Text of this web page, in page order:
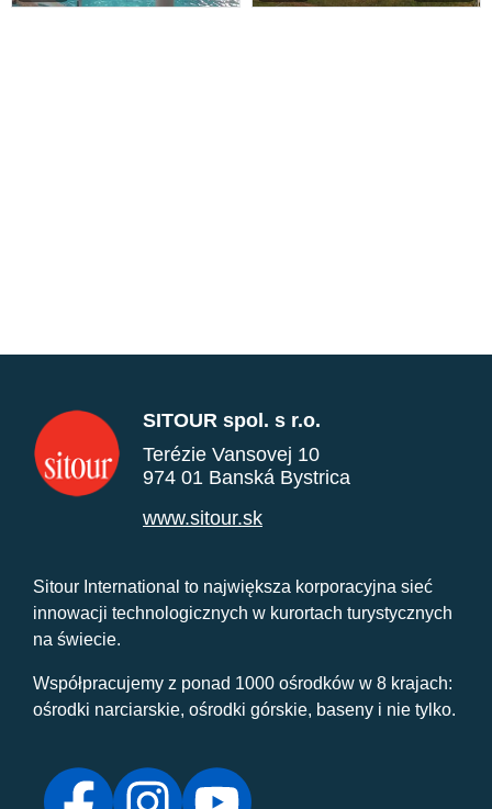
SITOUR spol. s r.o.
Terézie Vansovej 10
974 01 Banská Bystrica
www.sitour.sk
Sitour International to największa korporacyjna sieć
innowacji technologicznych w kurortach turystycznych
na świecie.
Współpracujemy z ponad 1000 ośrodków w 8 krajach:
ośrodki narciarskie, ośrodki górskie, baseny i nie tylko.